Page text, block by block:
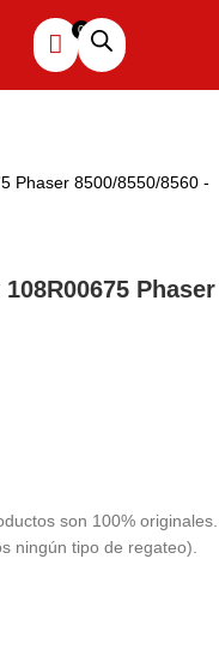
Phaser
son 100% originales.
ningún tipo de regateo).